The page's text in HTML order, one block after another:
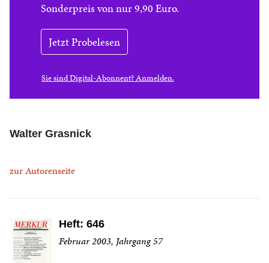
Sonderpreis von nur 9,90 Euro.
Jetzt Probelesen
Sie sind Digital-Abonnent? Anmelden.
Walter Grasnick
zur Autorenseite
Heft: 646
Februar 2003, Jahrgang 57